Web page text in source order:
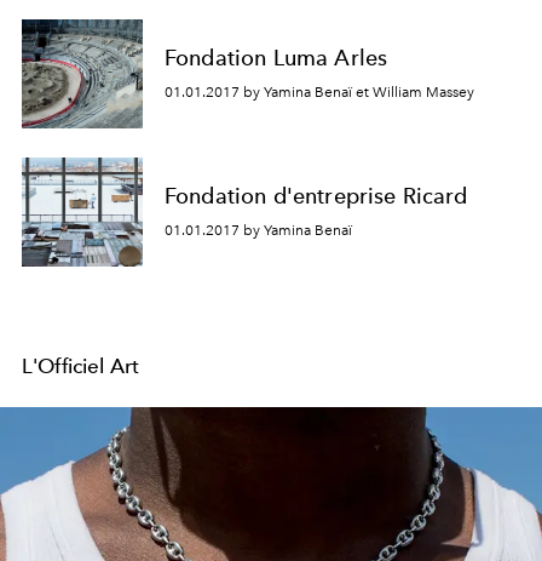
durant cet automne-hiver, à investir de sa propre
collection et œuvres personnelles les 1 300 mètres
carrés de La maison rouge.
Fondation Luma Arles
01.01.2017 by Yamina Benaï et William Massey
Fondation d'entreprise Ricard
01.01.2017 by Yamina Benaï
L'Officiel Art